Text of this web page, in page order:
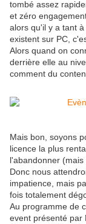
tombé assez
et zéro
alors qu'il y a tant
existent sur PC,
Alors quand on
derrière elle au
comment du
Mais bon, soyons
licence la plus
l'abandonner
Donc nous
impatience, mais
fois totalement
Au programme de
event présenté par